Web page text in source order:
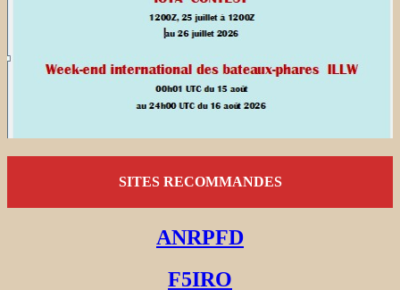
SITES RECOMMANDES
ANRPFD
F5IRO